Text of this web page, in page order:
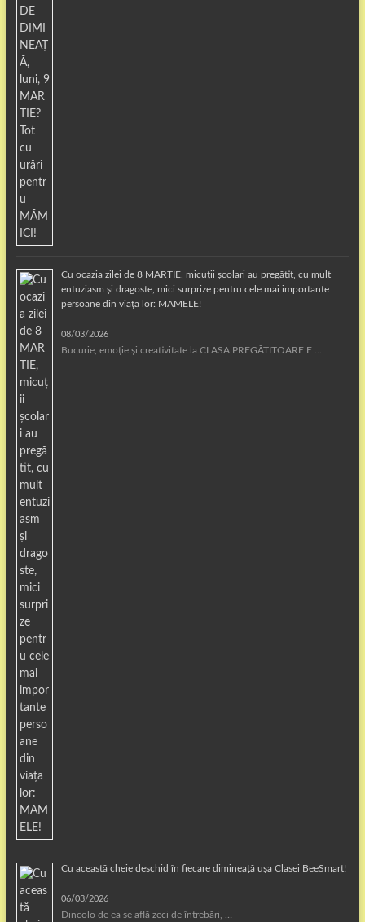
Cu ocazia zilei de 8 MARTIE, micuții școlari au pregătit, cu mult
entuziasm și dragoste, mici surprize pentru cele mai importante
persoane din viața lor: MAMELE!
08/03/2026
Bucurie, emoție și creativitate la CLASA PREGĂTITOARE E …
Cu această cheie deschid în fiecare dimineață ușa Clasei BeeSmart!
06/03/2026
Dincolo de ea se află zeci de întrebări, …